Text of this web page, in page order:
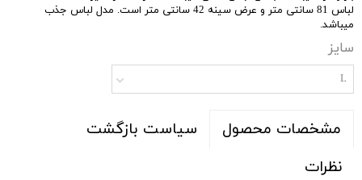
لباس 81 سانتی متر و عرض سینه 42 سانتی متر است. مدل لباس جذب
میباشد.
سایز
L
مشخصات محصول
سیاست بازگشت
نظرات